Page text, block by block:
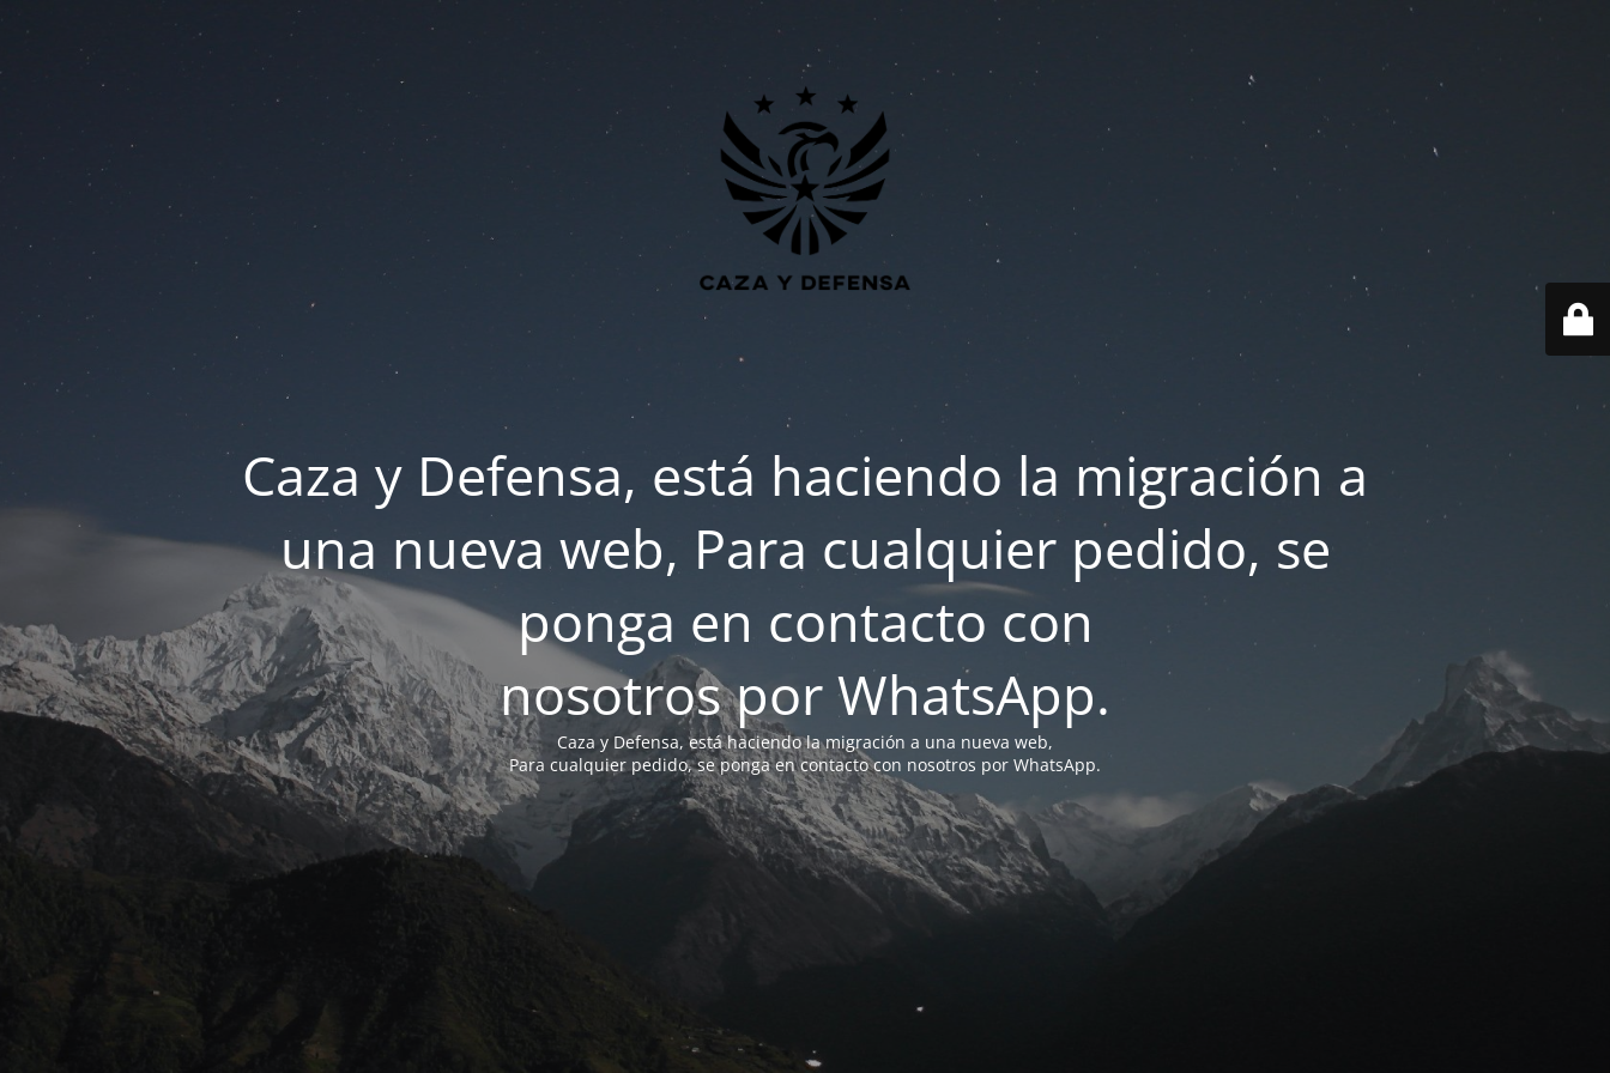
Caza y Defensa, está haciendo la migración a
una nueva web, Para cualquier pedido, se
ponga en contacto con
nosotros por WhatsApp.
Caza y Defensa, está haciendo la migración a una nueva web,
Para cualquier pedido, se ponga en contacto con nosotros por WhatsApp.